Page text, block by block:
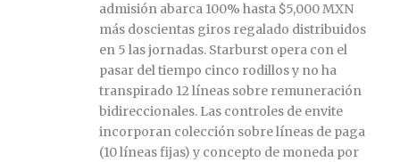
admisión abarca 100% hasta $5,000 MXN
más doscientas giros regalado distribuidos
en 5 las jornadas. Starburst opera con el
pasar del tiempo cinco rodillos y no ha
transpirado 12 líneas sobre remuneración
bidireccionales. Las controles de envite
incorporan colección sobre líneas de paga
(10 líneas fijas) y concepto de moneda por